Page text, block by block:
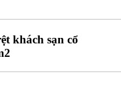
khách sạn cổ